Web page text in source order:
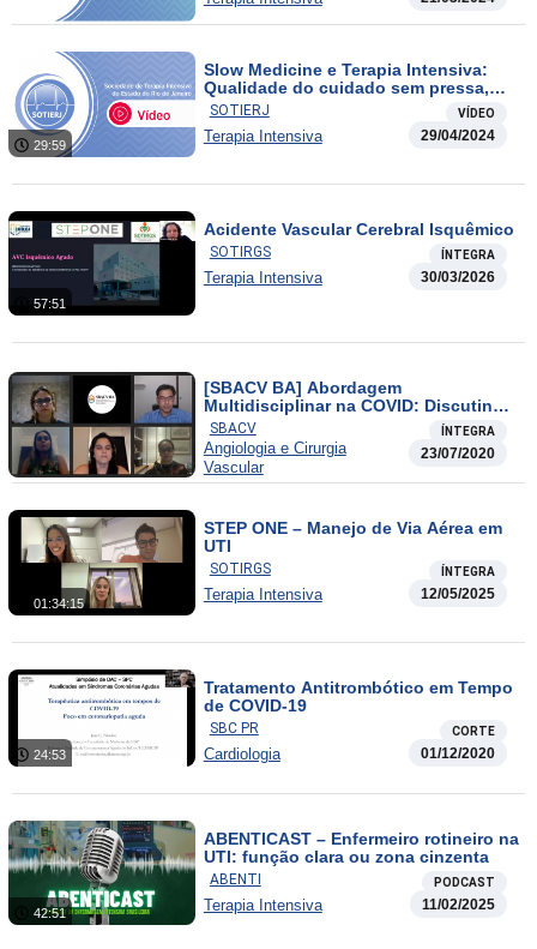
29:59
Slow Medicine e Terapia Intensiva:
Qualidade do cuidado sem pressa,
sóbrio, respeitoso e justo.
SOTIERJ VÍDEO
Terapia Intensiva 29/04/2024
57:51
Acidente Vascular Cerebral Isquêmico
SOTIRGS ÍNTEGRA
Terapia Intensiva 30/03/2026
[SBACV BA] Abordagem
Multidisciplinar na COVID: Discutindo
as Interfaces com a Cirurgia Vascular.
SBACV ÍNTEGRA
Angiologia e Cirurgia
Vascular
23/07/2020
01:34:15
STEP ONE – Manejo de Via Aérea em
UTI
SOTIRGS ÍNTEGRA
Terapia Intensiva 12/05/2025
24:53
Tratamento Antitrombótico em Tempo
de COVID-19
SBC PR CORTE
Cardiologia 01/12/2020
42:51
ABENTICAST – Enfermeiro rotineiro na
UTI: função clara ou zona cinzenta
ABENTI PODCAST
Terapia Intensiva 11/02/2025